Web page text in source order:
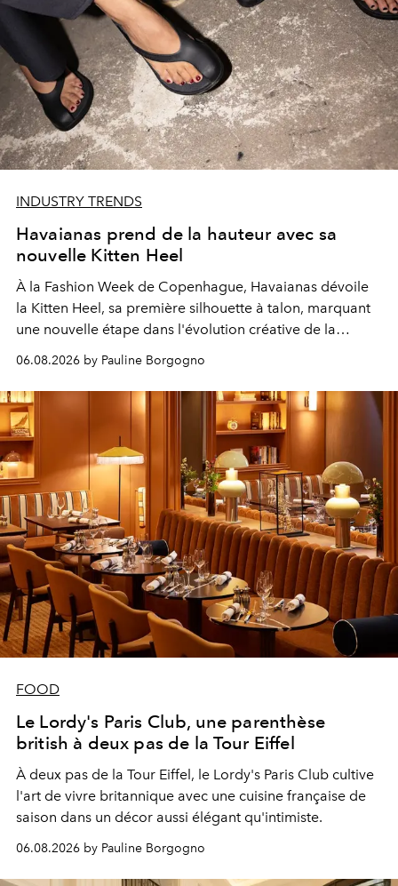
INDUSTRY TRENDS
Havaianas prend de la hauteur avec sa
nouvelle Kitten Heel
À la Fashion Week de Copenhague, Havaianas dévoile
la Kitten Heel, sa première silhouette à talon, marquant
une nouvelle étape dans l'évolution créative de la
06.08.2026 by Pauline Borgogno
FOOD
Le Lordy's Paris Club, une parenthèse
british à deux pas de la Tour Eiffel
À deux pas de la Tour Eiffel, le Lordy's Paris Club cultive
l'art de vivre britannique avec une cuisine française de
saison dans un décor aussi élégant qu'intimiste.
06.08.2026 by Pauline Borgogno